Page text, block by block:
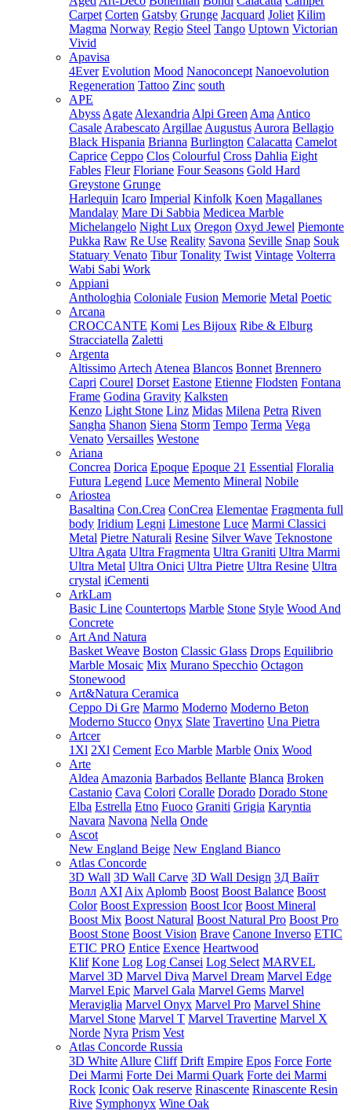
Carpet Corten Gatsby Grunge Jacquard Joliet Kilim
Magma Norway Regio Steel Tango Uptown Victorian
Vivid
Apavisa
4Ever Evolution Mood Nanoconcept Nanoevolution
Regeneration Tattoo Zinc south
APE
Abyss Agate Alexandria Alpi Green Ama Antico
Casale Arabescato Argillae Augustus Aurora Bellagio
Black Hispania Brianna Burlington Calacatta Camelot
Caprice Ceppo Clos Colourful Cross Dahlia Eight
Fables Fleur Floriane Four Seasons Gold Hard
Greystone Grunge
Harlequin Icaro Imperial Kinfolk Koen Magallanes
Mandalay Mare Di Sabbia Medicea Marble
Michelangelo Night Lux Oregon Oxyd Jewel Piemonte
Pukka Raw Re Use Reality Savona Seville Snap Souk
Statuary Venato Tibur Tonality Twist Vintage Volterra
Wabi Sabi Work
Appiani
Anthologhia Coloniale Fusion Memorie Metal Poetic
Arcana
CROCCANTE Komi Les Bijoux Ribe & Elburg
Stracciatella Zaletti
Argenta
Altissimo Artech Atenea Blancos Bonnet Brennero
Capri Courel Dorset Eastone Etienne Flodsten Fontana
Frame Godina Gravity Kalksten
Kenzo Light Stone Linz Midas Milena Petra Riven
Sangha Shanon Siena Storm Tempo Terma Vega
Venato Versailles Westone
Ariana
Concrea Dorica Epoque Epoque 21 Essential Floralia
Futura Legend Luce Memento Mineral Nobile
Ariostea
Basaltina Con.Crea ConCrea Elementae Fragmenta full
body Iridium Legni Limestone Luce Marmi Classici
Metal Pietre Naturali Resine Silver Wave Teknostone
Ultra Agata Ultra Fragmenta Ultra Graniti Ultra Marmi
Ultra Metal Ultra Onici Ultra Pietre Ultra Resine Ultra
crystal iCementi
ArkLam
Basic Line Countertops Marble Stone Style Wood And
Concrete
Art And Natura
Basket Weave Boston Classic Glass Drops Equilibrio
Marble Mosaic Mix Murano Specchio Octagon
Stonewood
Art&Natura Ceramica
Ceppo Di Gre Marmo Moderno Moderno Beton
Moderno Stucco Onyx Slate Travertino Una Pietra
Artcer
1Xl 2Xl Cement Eco Marble Marble Onix Wood
Arte
Aldea Amazonia Barbados Bellante Blanca Broken
Castanio Cava Colori Coralle Dorado Dorado Stone
Elba Estrella Etno Fuoco Graniti Grigia Karyntia
Navara Navona Nella Onde
Ascot
New England Beige New England Bianco
Atlas Concorde
3D Wall 3D Wall Carve 3D Wall Design 3Д Вайт
Волл AXI Aix Aplomb Boost Boost Balance Boost
Color Boost Expression Boost Icor Boost Mineral
Boost Mix Boost Natural Boost Natural Pro Boost Pro
Boost Stone Boost Vision Brave Canone Inverso ETIC
ETIC PRO Entice Exence Heartwood
Klif Kone Log Log Cansei Log Select MARVEL
Marvel 3D Marvel Diva Marvel Dream Marvel Edge
Marvel Epic Marvel Gala Marvel Gems Marvel
Meraviglia Marvel Onyx Marvel Pro Marvel Shine
Marvel Stone Marvel T Marvel Travertine Marvel X
Norde Nyra Prism Vest
Atlas Concorde Russia
3D White Allure Cliff Drift Empire Epos Force Forte
Dei Marmi Forte Dei Marmi Quark Forte dei Marmi
Rock Iconic Oak reserve Rinascente Rinascente Resin
Rive Symphonyx Wine Oak